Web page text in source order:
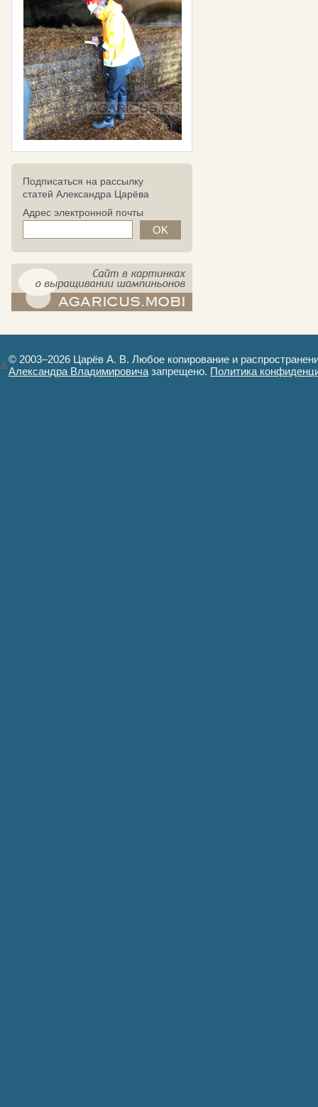
Подписаться на рассылку
статей Александра Царёва
Адрес электронной почты
© 2003–2026 Царёв А. В. Любое копирование и
Александра Владимировича запрещено. Политика
Авторизация